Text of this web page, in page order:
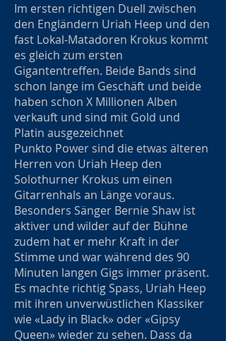
Im ersten richtigen Duell zwischen
den Engländern Uriah Heep und den
fast Lokal-Matadoren Krokus kommt
es gleich zum ersten
Gigantentreffen. Beide Bands sind
schon lange im Geschäft und beide
haben schon X Millionen Alben
verkauft und sind mit Gold und
Platin ausgezeichnet
Punkto Power sind die etwas älteren
Herren von Uriah Heep den
Solothurner Krokus um einen
Gitarrenhals an Länge voraus.
Besonders Sänger Bernie Shaw ist
aktiver und wilder auf der Bühne
zudem hat er mehr Kraft in der
Stimme und war während des 90
Minuten langen Gigs immer präsent.
Es machte richtig Spass, Uriah Heep
mit ihren unverwüstlichen Klassiker
wie «Lady in Black» oder «Gipsy
Queen» wieder zu sehen. Dass da